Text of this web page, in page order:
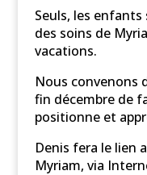
Seuls, les
des soins de
vacations.
Nous convenons
fin décembre de
positionne et
Denis fera le lien
Myriam, via